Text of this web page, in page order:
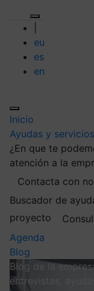
eu
es
en
Inicio
Ayudas y servicios
¿En que te
atención a la
Contacta con
Buscador de
proyecto
Agenda
Blog
Blog de la
entrevistas,